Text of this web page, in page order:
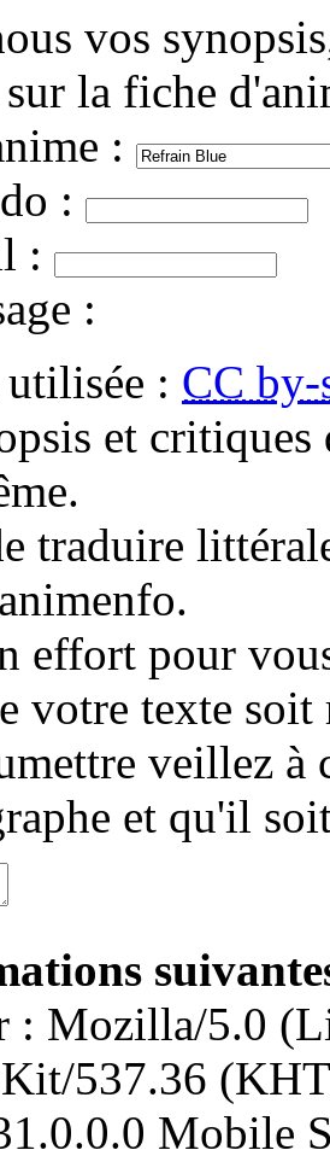
vos
sur la fiche
:
:
:
:
: CC by-
et
traduire
effort pour
votre texte
veillez à
et qu'il
: Mozilla/5.0
537.36
Mobile